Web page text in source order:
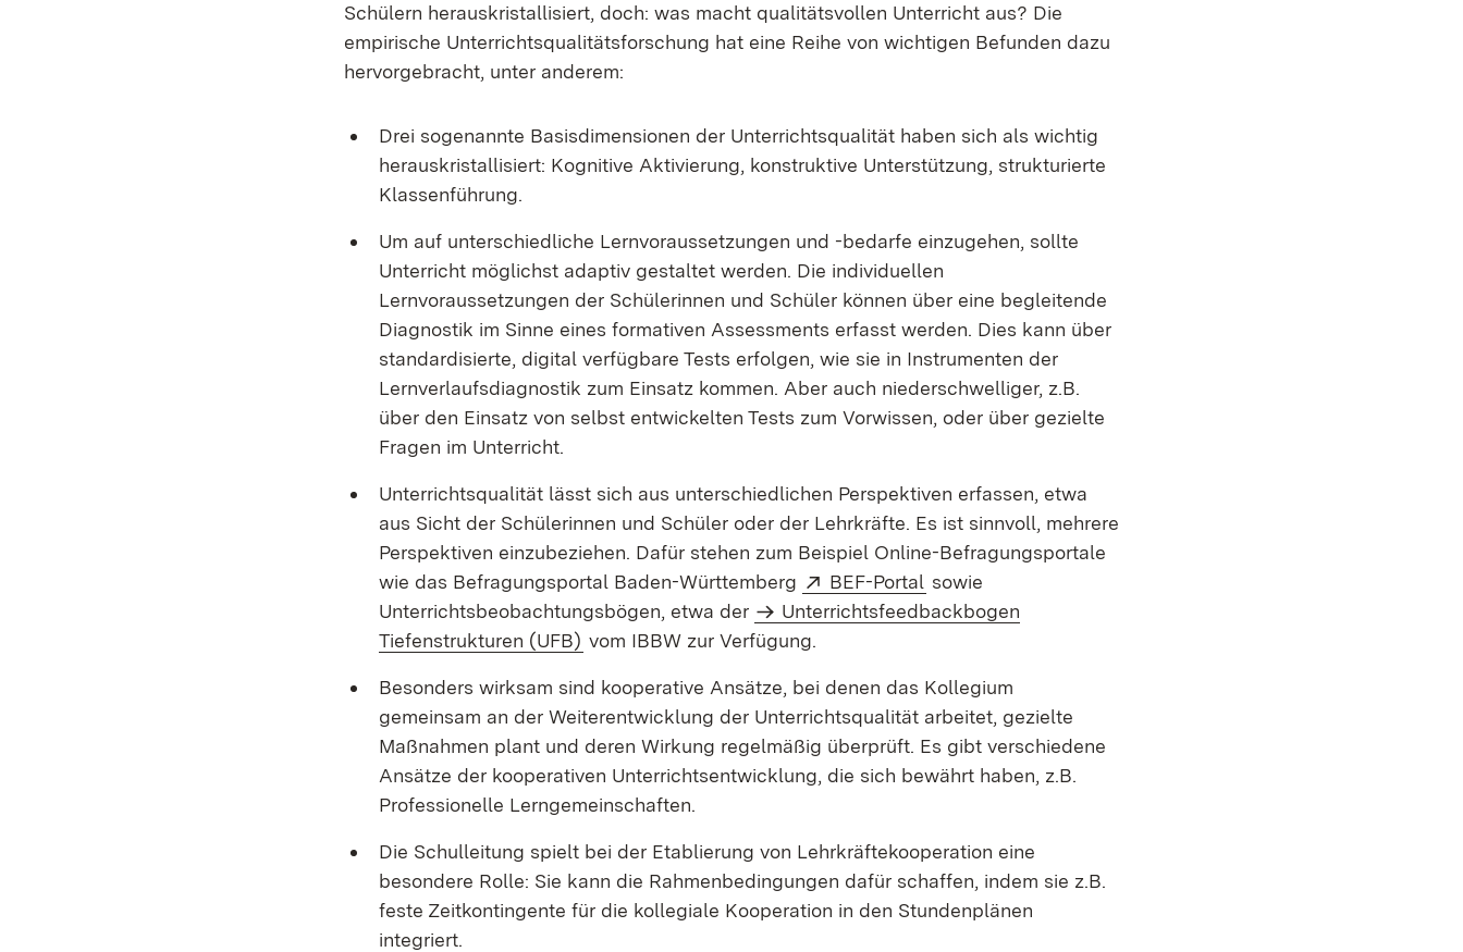
Schülern herauskristallisiert, doch: was macht qualitätsvollen Unterricht aus? Die
empirische Unterrichtsqualitätsforschung hat eine Reihe von wichtigen Befunden dazu
hervorgebracht, unter anderem:
Drei sogenannte Basisdimensionen der Unterrichtsqualität haben sich als wichtig
herauskristallisiert: Kognitive Aktivierung, konstruktive Unterstützung, strukturierte
Klassenführung.
Um auf unterschiedliche Lernvoraussetzungen und -bedarfe einzugehen, sollte
Unterricht möglichst adaptiv gestaltet werden. Die individuellen
Lernvoraussetzungen der Schülerinnen und Schüler können über eine begleitende
Diagnostik im Sinne eines formativen Assessments erfasst werden. Dies kann über
standardisierte, digital verfügbare Tests erfolgen, wie sie in Instrumenten der
Lernverlaufsdiagnostik zum Einsatz kommen. Aber auch niederschwelliger, z.B.
über den Einsatz von selbst entwickelten Tests zum Vorwissen, oder über gezielte
Fragen im Unterricht.
Unterrichtsqualität lässt sich aus unterschiedlichen Perspektiven erfassen, etwa
aus Sicht der Schülerinnen und Schüler oder der Lehrkräfte. Es ist sinnvoll, mehrere
Perspektiven einzubeziehen. Dafür stehen zum Beispiel Online-Befragungsportale
wie das Befragungsportal Baden-Württemberg
Extern:
BEF-Portal (Öffnet in neuem Fenster)
sowie
Unterrichtsbeobachtungsbögen, etwa der
Unterrichtsfeedbackbogen
Tiefenstrukturen (UFB) vom IBBW zur Verfügung.
Besonders wirksam sind kooperative Ansätze, bei denen das Kollegium
gemeinsam an der Weiterentwicklung der Unterrichtsqualität arbeitet, gezielte
Maßnahmen plant und deren Wirkung regelmäßig überprüft. Es gibt verschiedene
Ansätze der kooperativen Unterrichtsentwicklung, die sich bewährt haben, z.B.
Professionelle Lerngemeinschaften.
Die Schulleitung spielt bei der Etablierung von Lehrkräftekooperation eine
besondere Rolle: Sie kann die Rahmenbedingungen dafür schaffen, indem sie z.B.
feste Zeitkontingente für die kollegiale Kooperation in den Stundenplänen
integriert.